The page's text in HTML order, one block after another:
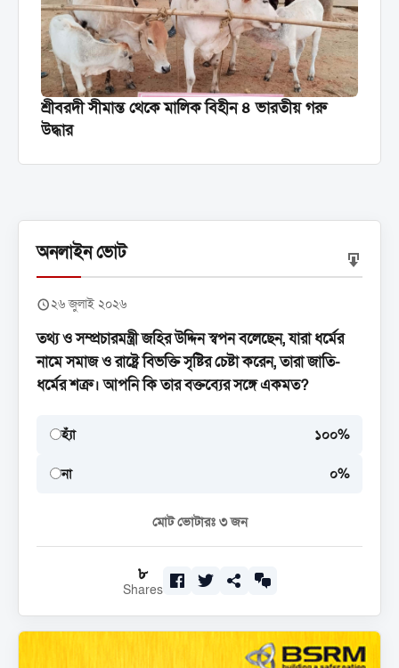
শ্রীবরদী সীমান্ত থেকে মালিক বিহীন ৪ ভারতীয় গরু
উদ্ধার
অনলাইন ভোট
২৬ জুলাই ২০২৬
তথ্য ও সম্প্রচারমন্ত্রী জহির উদ্দিন স্বপন বলেছেন, যারা ধর্মের
নামে সমাজ ও রাষ্ট্রে বিভক্তি সৃষ্টির চেষ্টা করেন, তারা জাতি-
ধর্মের শত্রু। আপনি কি তার বক্তব্যের সঙ্গে একমত?
হ্যাঁ ১০০%
না ০%
মোট ভোটারঃ ৩জন
৮
Shares